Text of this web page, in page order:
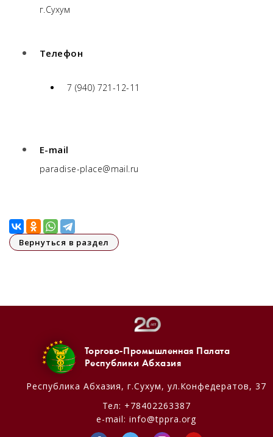
г.Сухум
Телефон
7 (940) 721-12-11
E-mail
paradise-place@mail.ru
Вернуться в раздел
Торгово-Промышленная Палата
Республики Абхазия
Республика Абхазия, г.Сухум, ул.Конфедератов, 37
Тел: +78402263387
e-mail:info@tppra.org